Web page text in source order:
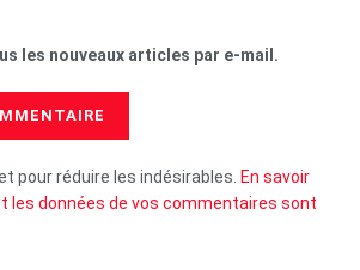
les nouveaux articles par e-mail.
pour réduire les indésirables. En savoir
les données de vos commentaires sont